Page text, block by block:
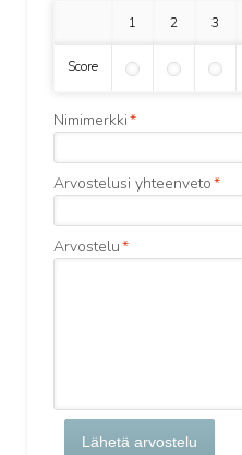
1 tähti 2 tähteä
3
Score
*
Nimimerkki
*
Arvostelusi yhteenveto
*
Arvostelu
Lähetä arvostelu